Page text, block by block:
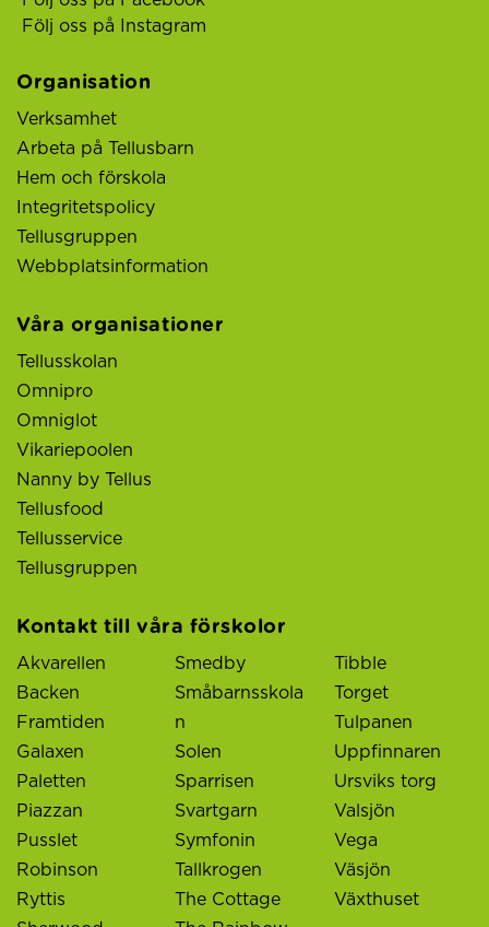
Följ oss på Instagram
Organisation
Verksamhet
Arbeta på Tellusbarn
Hem och förskola
Integritetspolicy
Tellusgruppen
Webbplatsinformation
Våra organisationer
Tellusskolan
Omnipro
Omniglot
Vikariepoolen
Nanny by Tellus
Tellusfood
Tellusservice
Tellusgruppen
Kontakt till våra förskolor
Akvarellen
Backen
Framtiden
Galaxen
Paletten
Piazzan
Pusslet
Robinson
Ryttis
Smedby
Småbarnsskola
n
Solen
Sparrisen
Svartgarn
Symfonin
Tallkrogen
The Cottage
Tibble
Torget
Tulpanen
Uppfinnaren
Ursviks torg
Valsjön
Vega
Väsjön
Växthuset